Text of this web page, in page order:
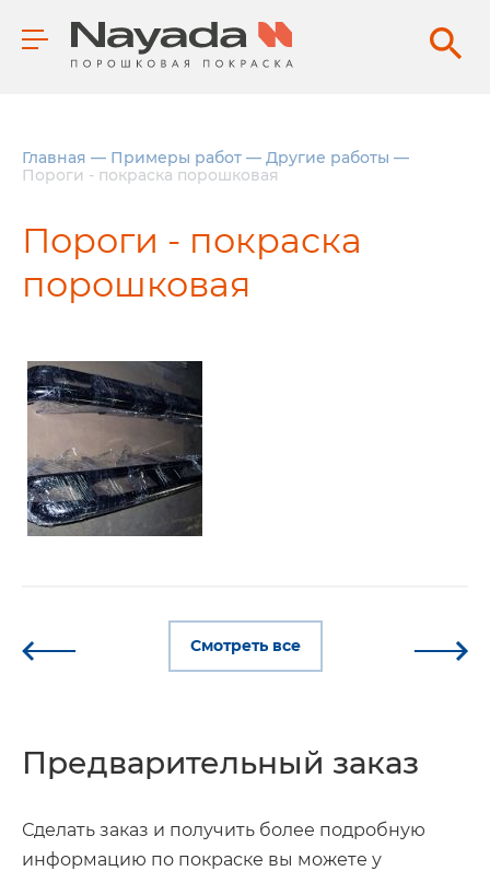
Главная — Примеры работ — Другие работы —
Пороги - покраска порошковая
Пороги - покраска
порошковая
Смотреть все
Предварительный заказ
Сделать заказ и получить более подробную
информацию по покраске вы можете у